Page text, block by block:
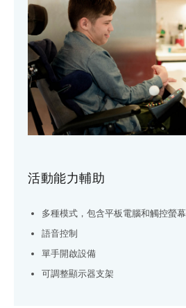
活動能力輔助
多種模式，包含平板電腦和觸控螢幕
語音控制
單手開啟設備
可調整顯示器支架